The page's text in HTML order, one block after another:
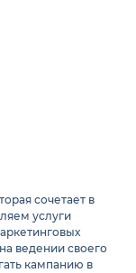
сочетает в
услуги
ведении своего
кампанию в